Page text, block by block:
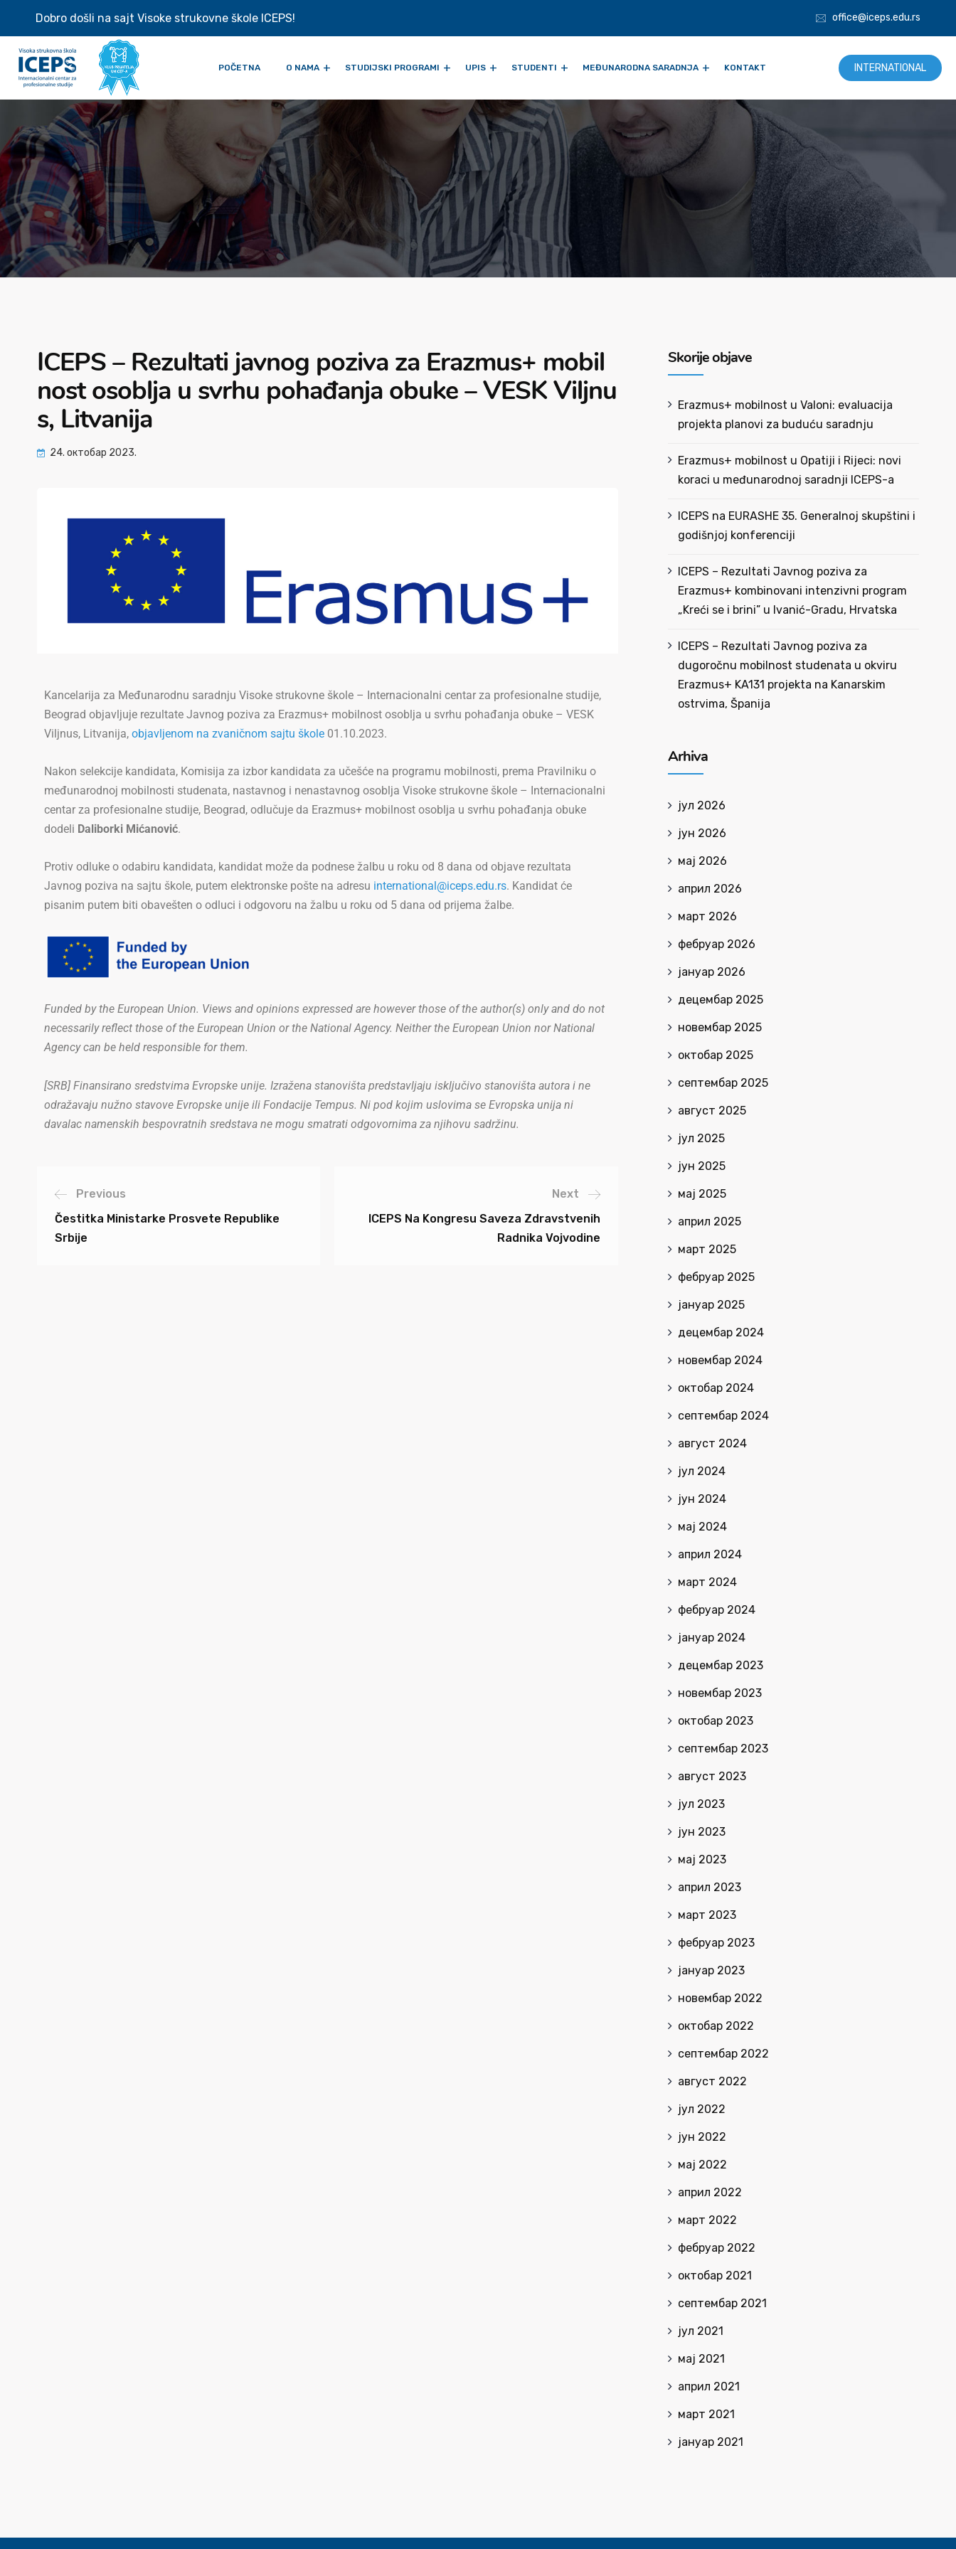
Dobro došli na sajt Visoke strukovne škole ICEPS! office@iceps.edu.rs
POČETNA O NAMA STUDIJSKI PROGRAMI UPIS STUDENTI MEĐUNARODNA SARADNJA KONTAKT INTERNATIONAL
ICEPS – Rezultati javnog poziva za Erazmus+ mobil
nost osoblja u svrhu pohađanja obuke – VESK Viljnu
s, Litvanija
24. октобар 2023.
Kancelarija za Međunarodnu saradnju Visoke strukovne škole – Internacionalni centar za profesionalne studije,
Beograd objavljuje rezultate Javnog poziva za Erazmus+ mobilnost osoblja u svrhu pohađanja obuke – VESK
Viljnus, Litvanija, objavljenom na zvaničnom sajtu škole 01.10.2023.
Nakon selekcije kandidata, Komisija za izbor kandidata za učešće na programu mobilnosti, prema Pravilniku o
međunarodnoj mobilnosti studenata, nastavnog i nenastavnog osoblja Visoke strukovne škole – Internacionalni
centar za profesionalne studije, Beograd, odlučuje da Erazmus+ mobilnost osoblja u svrhu pohađanja obuke
dodeli Daliborki Mićanović.
Protiv odluke o odabiru kandidata, kandidat može da podnese žalbu u roku od 8 dana od objave rezultata
Javnog poziva na sajtu škole, putem elektronske pošte na adresu international@iceps.edu.rs. Kandidat će
pisanim putem biti obavešten o odluci i odgovoru na žalbu u roku od 5 dana od prijema žalbe.
Funded by the European Union. Views and opinions expressed are however those of the author(s) only and do not
necessarily reflect those of the European Union or the National Agency. Neither the European Union nor National
Agency can be held responsible for them.
[SRB] Finansirano sredstvima Evropske unije. Izražena stanovišta predstavljaju isključivo stanovišta autora i ne
odražavaju nužno stavove Evropske unije ili Fondacije Tempus. Ni pod kojim uslovima se Evropska unija ni
davalac namenskih bespovratnih sredstava ne mogu smatrati odgovornima za njihovu sadržinu.
Previous
Čestitka Ministarke Prosvete Republike
Srbije
Next
ICEPS Na Kongresu Saveza Zdravstvenih
Radnika Vojvodine
Skorije objave
Erazmus+ mobilnost u Valoni: evaluacija
projekta planovi za buduću saradnju
Erazmus+ mobilnost u Opatiji i Rijeci: novi
koraci u međunarodnoj saradnji ICEPS-a
ICEPS na EURASHE 35. Generalnoj skupštini i
godišnjoj konferenciji
ICEPS – Rezultati Javnog poziva za
Erazmus+ kombinovani intenzivni program
„Kreći se i brini” u Ivanić-Gradu, Hrvatska
ICEPS – Rezultati Javnog poziva za
dugoročnu mobilnost studenata u okviru
Erazmus+ KA131 projekta na Kanarskim
ostrvima, Španija
Arhiva
јул 2026
јун 2026
мај 2026
април 2026
март 2026
фебруар 2026
јануар 2026
децембар 2025
новембар 2025
октобар 2025
септембар 2025
август 2025
јул 2025
јун 2025
мај 2025
април 2025
март 2025
фебруар 2025
јануар 2025
децембар 2024
новембар 2024
октобар 2024
септембар 2024
август 2024
јул 2024
јун 2024
мај 2024
април 2024
март 2024
фебруар 2024
јануар 2024
децембар 2023
новембар 2023
октобар 2023
септембар 2023
август 2023
јул 2023
јун 2023
мај 2023
април 2023
март 2023
фебруар 2023
јануар 2023
новембар 2022
октобар 2022
септембар 2022
август 2022
јул 2022
јун 2022
мај 2022
април 2022
март 2022
фебруар 2022
октобар 2021
септембар 2021
јул 2021
мај 2021
април 2021
март 2021
јануар 2021